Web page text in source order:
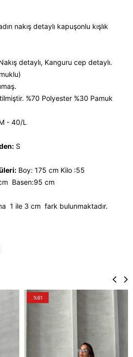
nakış detaylı kapuşonlu kışlık
detaylı, Kanguru cep detaylı.
%70 Polyester %30 Pamuk
- 40/L
S
Boy: 175 cm Kilo :55
Basen:95 cm
1 ile 3 cm fark bulunmaktadır.
%61